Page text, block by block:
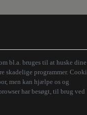
bl.a. bruges til at huske dine
skadelige programmer.
men kan hjælpe os og
har besøgt, til brug ved